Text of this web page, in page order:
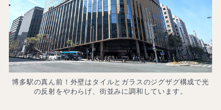
博多駅の真ん前！外壁はタイルとガラスのジグザグ構成で光
の反射をやわらげ、街並みに調和しています。